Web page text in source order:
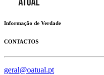
Informação de Verdade
CONTACTOS
geral@oatual.pt